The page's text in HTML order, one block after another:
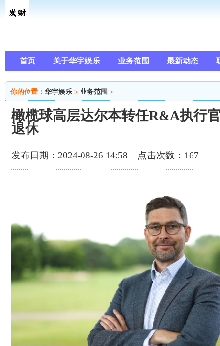
首页 关于华宇娱乐 业务范围 最新动态
你的位置： 华宇娱乐 > 业务范围 >
橄榄球高层达尔本转任R&A执行
退休
发布日期：2024-08-26 14:58 点击次数：167